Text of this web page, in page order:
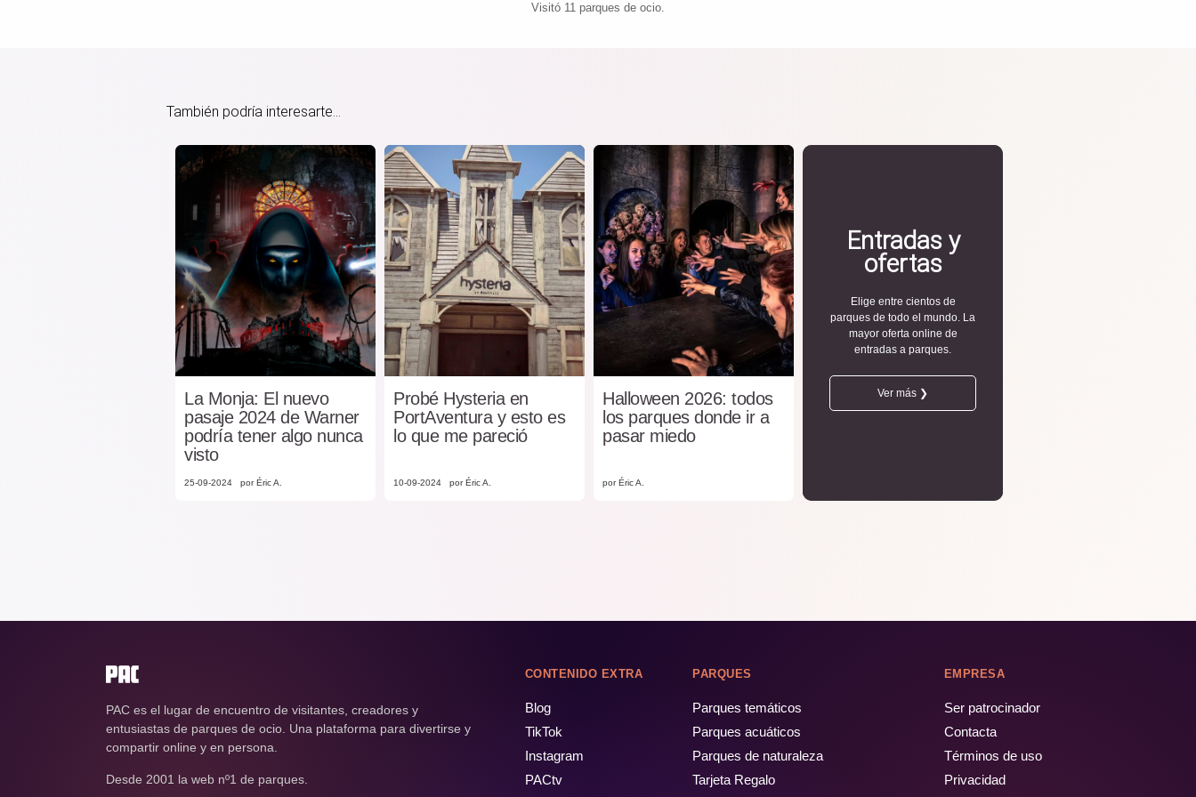
Visitó 11 parques de ocio.
También podría interesarte...
La Monja: El nuevo
pasaje 2024 de Warner
podría tener algo nunca
visto
25-09-2024 por Éric A.
Probé Hysteria en
PortAventura y esto es
lo que me pareció
10-09-2024 por Éric A.
Halloween 2026: todos
los parques donde ir a
pasar miedo
por Éric A.
Entradas y
ofertas
Elige entre cientos de
parques de todo el mundo. La
mayor oferta online de
entradas a parques.
Ver más ❯
PAC es el lugar de encuentro de visitantes, creadores y
entusiastas de parques de ocio. Una plataforma para divertirse y
compartir online y en persona.
Desde 2001 la web nº1 de parques.
CONTENIDO EXTRA
Blog
TikTok
Instagram
PACtv
PARQUES
Parques temáticos
Parques acuáticos
Parques de naturaleza
Tarjeta Regalo
EMPRESA
Ser patrocinador
Contacta
Términos de uso
Privacidad